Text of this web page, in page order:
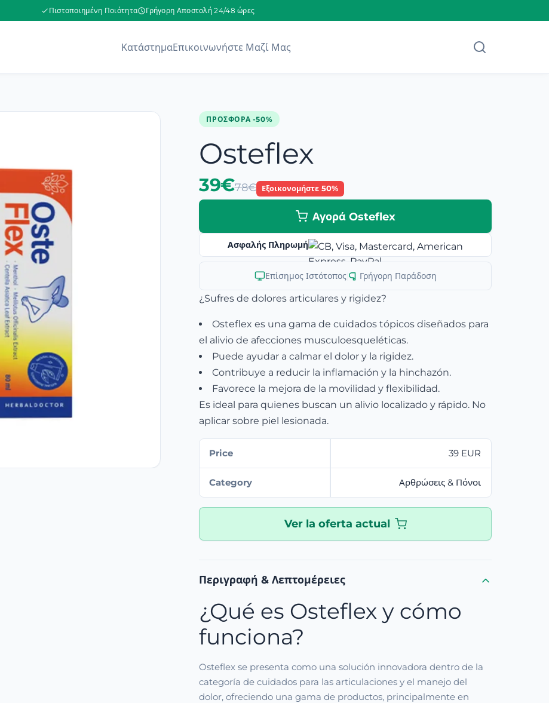
Πιστοποιημένη Ποιότητα Γρήγορη Αποστολή 24/48 ώρες
ΚατάστημαΕπικοινωνήστε Μαζί Μας
ΠΡΟΣΦΟΡΆ -50%
Osteflex
39€78€ Εξοικονομήστε 50%
Αγορά Osteflex
Ασφαλής Πληρωμή
Επίσημος Ιστότοπος| Γρήγορη Παράδοση
¿Sufres de dolores articulares y rigidez?
Osteflex es una gama de cuidados tópicos diseñados para
el alivio de afecciones musculoesqueléticas.
Puede ayudar a calmar el dolor y la rigidez.
Contribuye a reducir la inflamación y la hinchazón.
Favorece la mejora de la movilidad y flexibilidad.
Es ideal para quienes buscan un alivio localizado y rápido. No
aplicar sobre piel lesionada.
Price 39 EUR
Category Αρθρώσεις & Πόνοι
Ver la oferta actual
Περιγραφή & Λεπτομέρειες
¿Qué es Osteflex y cómo
funciona?
Osteflex se presenta como una solución innovadora dentro de la
categoría de cuidados para las articulaciones y el manejo del
dolor, ofreciendo una gama de productos, principalmente en